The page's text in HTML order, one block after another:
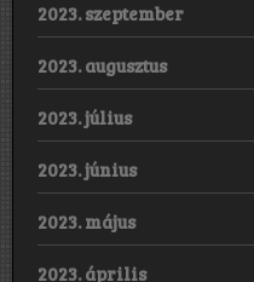
2023. szeptember
2023. augusztus
2023. július
2023. június
2023. május
2023. április